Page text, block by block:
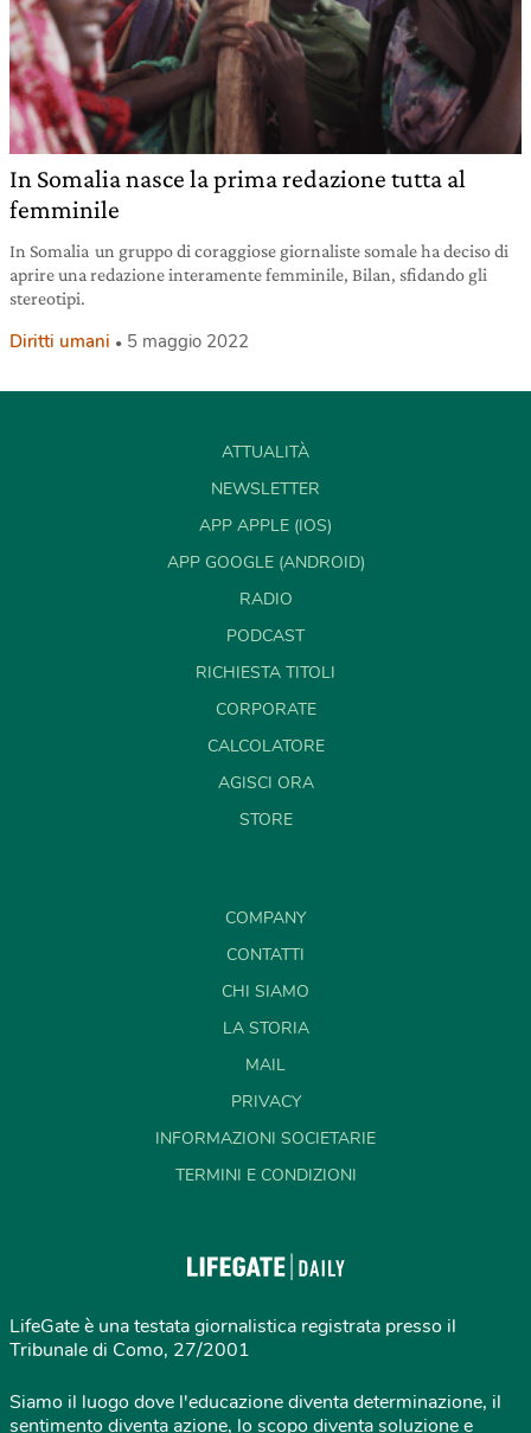
In Somalia nasce la prima redazione tutta al
femminile
In Somalia un gruppo di coraggiose giornaliste somale ha deciso di
aprire una redazione interamente femminile, Bilan, sfidando gli
stereotipi.
Diritti umani 5 maggio 2022
ATTUALITÀ
NEWSLETTER
APP APPLE (IOS)
APP GOOGLE (ANDROID)
RADIO
PODCAST
RICHIESTA TITOLI
CORPORATE
CALCOLATORE
AGISCI ORA
STORE
COMPANY
CONTATTI
CHI SIAMO
LA STORIA
MAIL
PRIVACY
INFORMAZIONI SOCIETARIE
TERMINI E CONDIZIONI
LifeGate è una testata giornalistica registrata presso il
Tribunale di Como, 27/2001
Siamo il luogo dove l'educazione diventa determinazione, il
sentimento diventa azione, lo scopo diventa soluzione e